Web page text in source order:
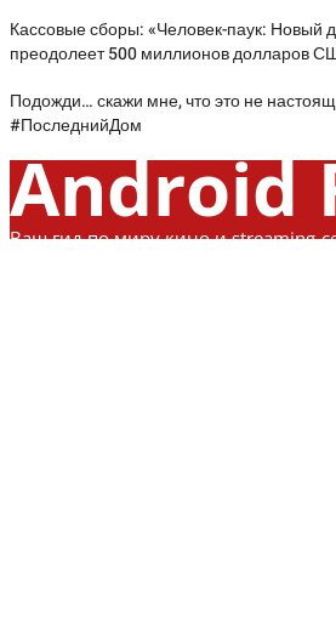
Кассовые сборы: «Человек-паук: Новый
преодолеет 500 миллионов долларов
Подожди… скажи мне, что это не
#ПоследнийДом
Android
Ваш гид по миру кино и streaming-